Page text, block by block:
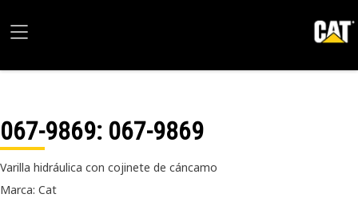
067-9869: 067-9869
Varilla hidráulica con cojinete de cáncamo
Marca: Cat